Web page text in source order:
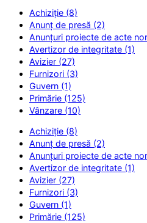
Achiziție (8)
Anunț de presă (2)
Anunțuri proiecte de acte
Avertizor de integritate (1)
Avizier (27)
Furnizori (3)
Guvern (1)
Primărie (125)
Vânzare (10)
Achiziție (8)
Anunț de presă (2)
Anunțuri proiecte de acte
Avertizor de integritate (1)
Avizier (27)
Furnizori (3)
Guvern (1)
Primărie (125)